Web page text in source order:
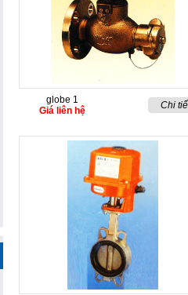
globe 1
Giá liên hệ
Chi